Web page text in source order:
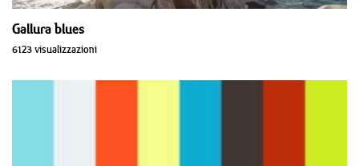
Gallura blues
6123 visualizzazioni